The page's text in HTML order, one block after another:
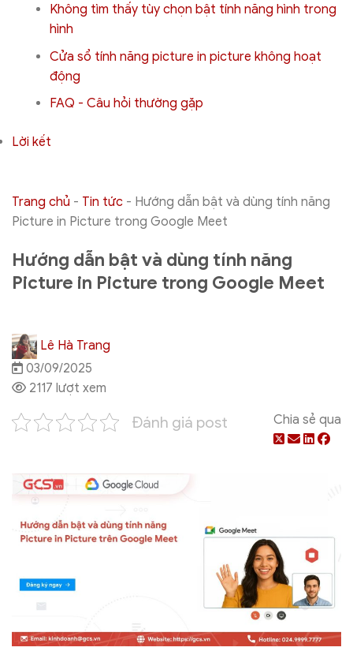
Không tìm thấy tùy chọn bật tính năng hình trong
hình
Cửa sổ tính năng picture in picture không hoạt
động
FAQ - Câu hỏi thường gặp
Lời kết
Trang chủ - Tin tức - Hướng dẫn bật và dùng tính năng
Picture in Picture trong Google Meet
Hướng dẫn bật và dùng tính năng
Picture in Picture trong Google Meet
Lê Hà Trang
03/09/2025
2117 lượt xem
Đánh giá post Chia sẻ qua